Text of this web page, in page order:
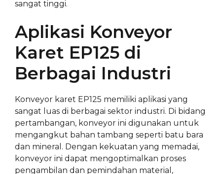
sangat tinggi.
Aplikasi Konveyor
Karet EP125 di
Berbagai Industri
Konveyor karet EP125 memiliki aplikasi yang
sangat luas di berbagai sektor industri. Di bidang
pertambangan, konveyor ini digunakan untuk
mengangkut bahan tambang seperti batu bara
dan mineral. Dengan kekuatan yang memadai,
konveyor ini dapat mengoptimalkan proses
pengambilan dan pemindahan material,